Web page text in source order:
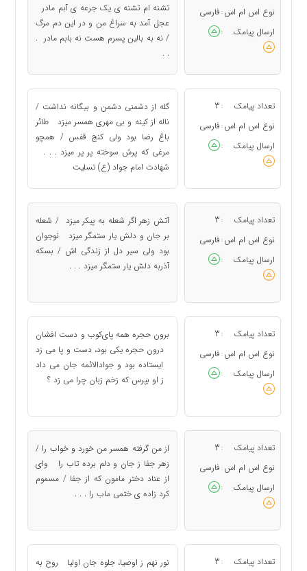
نوع اس ام اس : فارسی
ارسال پیامک
:
تشنه ام تشنه ی یک جرعه ی آبم مادر
عجل آمد به سراغ من و در این دم مرگ
/ نه به بالین پسرم هست نه بابم مادر .
. .
تعداد پیامک :
3
نوع اس ام اس : فارسی
ارسال پیامک
:
گله از دشمنی دشمن و بیگانه نداشت /
ناله از کینه و بی مهری همسر میزد طائر
باغ رضا بود ولی کنج قفس / همچو
مرغی که پرش سوخته پر پر میزد . . .
شهادت امام جواد (ع) تسلیت
تعداد پیامک :
3
نوع اس ام اس : فارسی
ارسال پیامک
:
آتش زهر اگر شعله به پیکر میزد / شعله
بر جان و دلش یار ستمگر میزد نوجوان
بود ولی سیر دل از زندگی اش / بسکه
آذربه دلش یار ستمگر میزد . . .
تعداد پیامک :
3
نوع اس ام اس : فارسی
ارسال پیامک
:
برون حجره همه پای‌کوب و دست افشان
درون حجره یکی بود، دست و پا می زد
ایستاده بود و جوادالائمه جان می داد
ز او بپرس که زخم زبان چرا می زد ؟
تعداد پیامک :
3
نوع اس ام اس : فارسی
ارسال پیامک
:
از من گرفته همسر من خورد و خواب را /
زهر جفا ز جان و دلم برده تاب را واى
از عناد دختر مامون که از جفا / مسموم
کرد زاده‏ ى ختمى ماب را . . .
تعداد پیامک :
3
نور نهم ز اوصیا، جلوه جان اولیا روح به